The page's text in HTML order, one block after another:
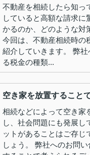
不動産を相続したら知っ
していると高額な請求
かるのか、どのような対
今回は、不動産相続時の
紹介していきます。 弊
る税金の種類...
空き家を放置すること
相続などによって空き家
し、社会問題にも発展し
ットがあることはご存じ
しょう。 弊社へのお問